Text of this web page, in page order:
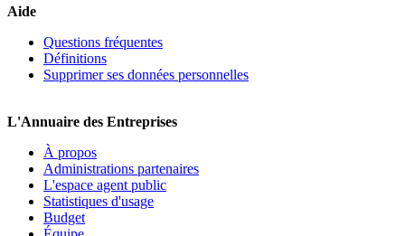
Aide
Questions fréquentes
Définitions
Supprimer ses données personnelles
L'Annuaire des Entreprises
À propos
Administrations partenaires
L'espace agent public
Statistiques d'usage
Budget